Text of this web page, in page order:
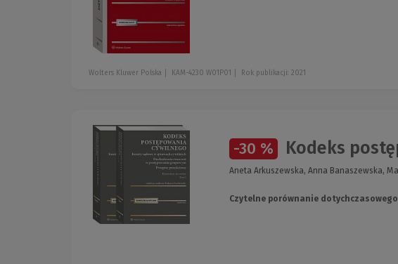
Wolters Kluwer Polska KAM-4230 W01P01 Rok publikacji: 2021
-30 % Kodeks
Aneta Arkuszewska, Anna Banaszewska,
Czytelne porównanie